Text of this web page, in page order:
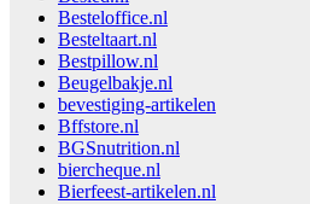
Besteloffice.nl
Besteltaart.nl
Bestpillow.nl
Beugelbakje.nl
bevestiging-artikelen
Bffstore.nl
BGSnutrition.nl
biercheque.nl
Bierfeest-artikelen.nl